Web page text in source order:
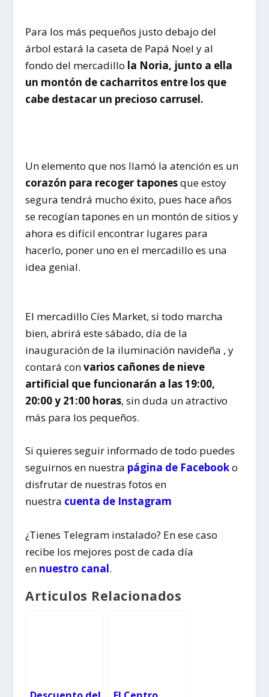
Para los más pequeños justo debajo del
árbol estará la caseta de Papá Noel y al
fondo del mercadillo la Noria, junto a ella
un montón de cacharritos entre los que
cabe destacar un precioso carrusel.
Un elemento que nos llamó la atención es un
corazón para recoger taponesque estoy
segura tendrá mucho éxito, pues hace años
se recogían tapones en un montón de sitios y
ahora es difícil encontrar lugares para
hacerlo, poner uno en el mercadillo es una
idea genial.
El mercadillo Cíes Market, si todo marcha
bien, abrirá este sábado, día de la
inauguración de la iluminación navideña , y
contará convarios cañones de nieve
artificial que funcionarán a las 19:00,
20:00 y 21:00 horas, sin duda un atractivo
más para los pequeños.
Si quieres seguir informado de todo puedes
seguirnos en nuestra página de Facebooko
disfrutar de nuestras fotos en
nuestra cuenta de Instagram
¿Tienes Telegram instalado? En ese caso
recibe los mejores post de cada día
en nuestro canal.
Articulos Relacionados